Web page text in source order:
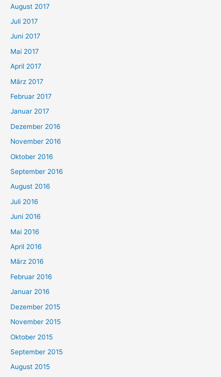
August 2017
Juli 2017
Juni 2017
Mai 2017
April 2017
März 2017
Februar 2017
Januar 2017
Dezember 2016
November 2016
Oktober 2016
September 2016
August 2016
Juli 2016
Juni 2016
Mai 2016
April 2016
März 2016
Februar 2016
Januar 2016
Dezember 2015
November 2015
Oktober 2015
September 2015
August 2015